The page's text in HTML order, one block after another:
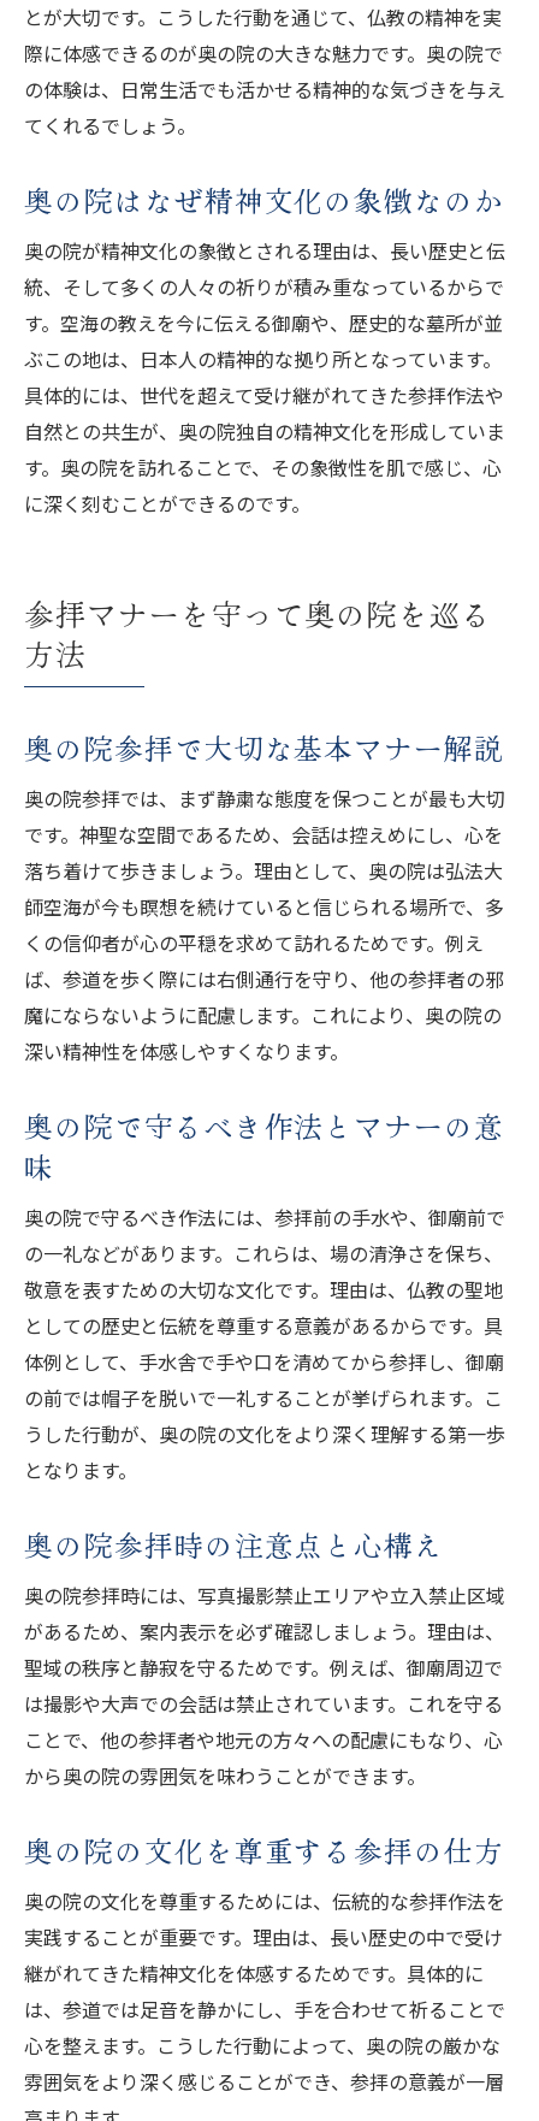
とが大切です。こうした行動を通じて、仏教の精神を実
際に体感できるのが奥の院の大きな魅力です。奥の院で
の体験は、日常生活でも活かせる精神的な気づきを与え
てくれるでしょう。
奥の院はなぜ精神文化の象徴なのか
奥の院が精神文化の象徴とされる理由は、長い歴史と伝
統、そして多くの人々の祈りが積み重なっているからで
す。空海の教えを今に伝える御廟や、歴史的な墓所が並
ぶこの地は、日本人の精神的な拠り所となっています。
具体的には、世代を超えて受け継がれてきた参拝作法や
自然との共生が、奥の院独自の精神文化を形成していま
す。奥の院を訪れることで、その象徴性を肌で感じ、心
に深く刻むことができるのです。
参拝マナーを守って奥の院を巡る
方法
奥の院参拝で大切な基本マナー解説
奥の院参拝では、まず静粛な態度を保つことが最も大切
です。神聖な空間であるため、会話は控えめにし、心を
落ち着けて歩きましょう。理由として、奥の院は弘法大
師空海が今も瞑想を続けていると信じられる場所で、多
くの信仰者が心の平穏を求めて訪れるためです。例え
ば、参道を歩く際には右側通行を守り、他の参拝者の邪
魔にならないように配慮します。これにより、奥の院の
深い精神性を体感しやすくなります。
奥の院で守るべき作法とマナーの意
味
奥の院で守るべき作法には、参拝前の手水や、御廟前で
の一礼などがあります。これらは、場の清浄さを保ち、
敬意を表すための大切な文化です。理由は、仏教の聖地
としての歴史と伝統を尊重する意義があるからです。具
体例として、手水舎で手や口を清めてから参拝し、御廟
の前では帽子を脱いで一礼することが挙げられます。こ
うした行動が、奥の院の文化をより深く理解する第一歩
となります。
奥の院参拝時の注意点と心構え
奥の院参拝時には、写真撮影禁止エリアや立入禁止区域
があるため、案内表示を必ず確認しましょう。理由は、
聖域の秩序と静寂を守るためです。例えば、御廟周辺で
は撮影や大声での会話は禁止されています。これを守る
ことで、他の参拝者や地元の方々への配慮にもなり、心
から奥の院の雰囲気を味わうことができます。
奥の院の文化を尊重する参拝の仕方
奥の院の文化を尊重するためには、伝統的な参拝作法を
実践することが重要です。理由は、長い歴史の中で受け
継がれてきた精神文化を体感するためです。具体的に
は、参道では足音を静かにし、手を合わせて祈ることで
心を整えます。こうした行動によって、奥の院の厳かな
雰囲気をより深く感じることができ、参拝の意義が一層